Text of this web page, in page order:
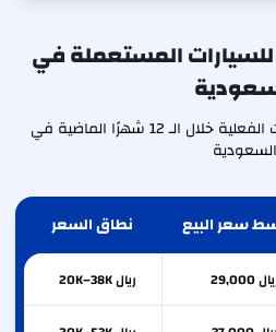
للسيارات المستعملة في
استنادًا إلى معاملات السيارات الفعلية خلال الـ 12 شهرًا الماضية في
السعودية
سعر البيع نطاق السعر
29,000 ريال 20K–38K